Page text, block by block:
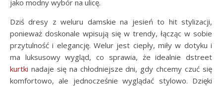
jako modny wybór na ulicę.
Dziś dresy z weluru damskie na jesień to hit stylizacji,
ponieważ doskonale wpisują się w trendy, łącząc w sobie
przytulność i elegancję. Welur jest ciepły, miły w dotyku i
ma luksusowy wygląd, co sprawia, że idealnie dstreet
kurtki nadaje się na chłodniejsze dni, gdy chcemy czuć się
komfortowo, ale jednocześnie wyglądać stylowo. Dzięki